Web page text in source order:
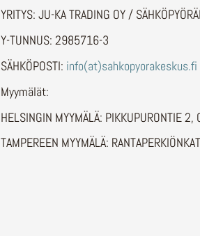
YRITYS: JU-KA TRADING OY /
Y-TUNNUS: 2985716-3
SÄHKÖPOSTI: info(at)sahkopyorakeskus.fi
Myymälät:
HELSINGIN MYYMÄLÄ: PIKKUPURONTIE
TAMPEREEN MYYMÄLÄ: